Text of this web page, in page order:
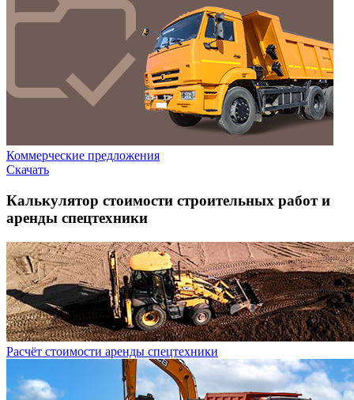
Коммерческие предложения
Скачать
Калькулятор стоимости строительных работ и
аренды спецтехники
Расчёт стоимости аренды спецтехники